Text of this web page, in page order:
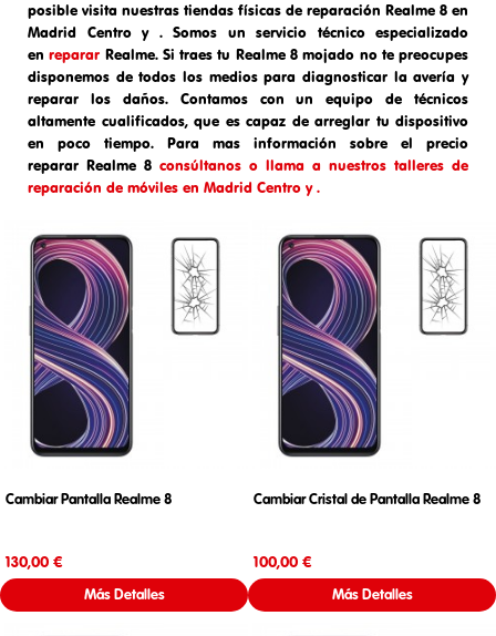
posible visita nuestras tiendas físicas de reparación Realme 8 en
Madrid Centro y . Somos un servicio técnico especializado
enreparar Realme. Si traes tu Realme 8mojado no te preocupes
disponemos de todos los medios para diagnosticar la avería y
reparar los daños. Contamos con un equipo de técnicos
altamente cualificados, que es capaz de arreglar tu dispositivo
en poco tiempo. Para mas información sobre el precio
reparar Realme 8 consúltanos o llama a nuestros talleres de
reparación de móviles en Madrid Centro y .
Cambiar Pantalla Realme 8
130,00 €
Más Detalles
Cambiar Cristal de Pantalla Realme 8
100,00 €
Más Detalles